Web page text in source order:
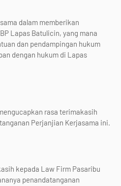
dalam memberikan
Lapas Batulicin, yang mana
dan pendampingan hukum
dengan hukum di Lapas
rasa terimakasih
Perjanjian Kerjasama ini.
kepada Law Firm Pasaribu
penandatanganan